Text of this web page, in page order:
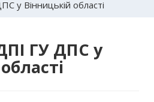
у Вінницькій області
ГУ ДПС у